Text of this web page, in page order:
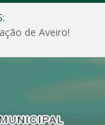
de Aveiro!